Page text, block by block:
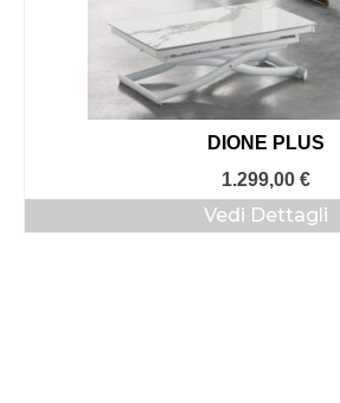
DIONE PLUS
1.299,00 €
Vedi Dettagli